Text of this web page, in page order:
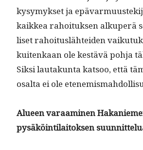
kysymyk­set ja
kaikkea rahoituk­sen alku­perä
liset rahoi­tus­lähtei­den
kuitenkaan ole kestävä poh­ja
Sik­si lau­takun­ta kat­soo, että
osalta ei ole
Alueen varaami­nen
pysäköin­ti­laitok­sen